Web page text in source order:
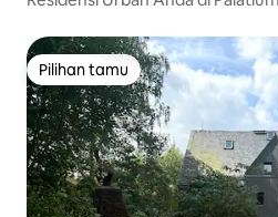
Pilihan tamu
Pilihan tamu